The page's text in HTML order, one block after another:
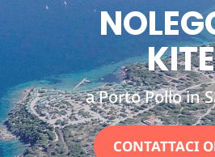
KITE
a Porto Pollo in
CONTATTACI